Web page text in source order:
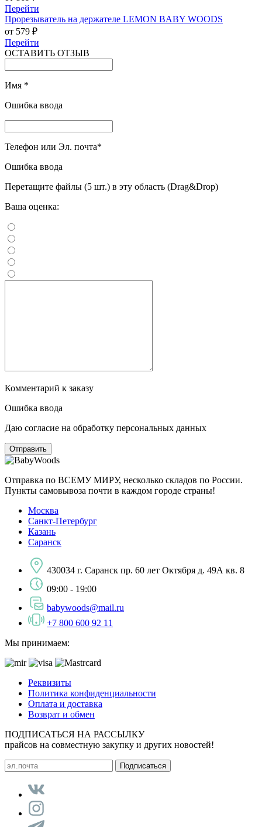
Перейти
Прорезыватель на держателе LEMON BABY WOODS
от 579 ₽
Перейти
ОСТАВИТЬ ОТЗЫВ
Имя *
Ошибка ввода
Телефон или Эл. почта*
Ошибка ввода
Перетащите файлы (5 шт.) в эту область (Drag&Drop)
Ваша оценка:
Комментарий к заказу
Ошибка ввода
Даю согласие на обработку персональных данных
Отправка по ВСЕМУ МИРУ, несколько складов по России.
Пункты самовывоза почти в каждом городе страны!
Москва
Санкт-Петербург
Казань
Саранск
430034 г. Саранск пр. 60 лет Октября д. 49А кв. 8
09:00 - 19:00
babywoods@mail.ru
+7 800 600 92 11
Мы принимаем:
Реквизиты
Политика конфиденциальности
Оплата и доставка
Возврат и обмен
ПОДПИСАТЬСЯ НА РАССЫЛКУ
прайсов на совместную закупку и других новостей!